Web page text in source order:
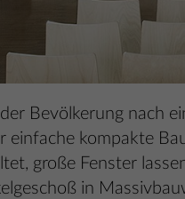
Bevölkerung nach
einfache kompakte
große Fenster
in